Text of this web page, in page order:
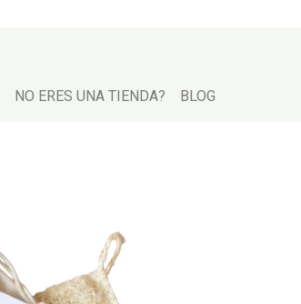
NO ERES UNA TIENDA? BLOG